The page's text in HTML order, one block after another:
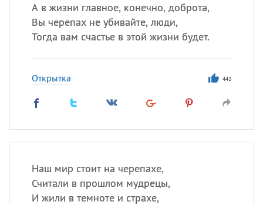
А в жизни главное, конечно, доброта,
Вы черепах не убивайте, люди,
Тогда вам счастье в этой жизни будет.
Открытка 443
Наш мир стоит на черепахе,
Считали в прошлом мудрецы,
И жили в темноте и страхе,